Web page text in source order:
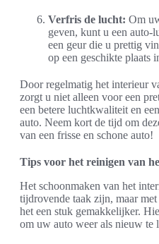
Verfris de lucht: Om
geven, kunt u een auto-
een geur die u prettig
op een geschikte plaats
Door regelmatig het interieur
zorgt u niet alleen voor een
een betere luchtkwaliteit en
auto. Neem kort de tijd om
van een frisse en schone auto!
Tips voor het reinigen van
Het schoonmaken van het
tijdrovende taak zijn, maar
het een stuk gemakkelijker.
om uw auto weer als nieuw te